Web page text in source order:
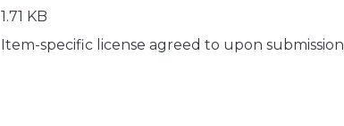
1.71 KB
Item-specific license agreed to upon submission